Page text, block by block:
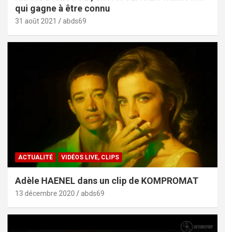
qui gagne à être connu
31 août 2021 abds69
ACTUALITÉ VIDÉOS LIVE, CLIPS
Adèle HAENEL dans un clip de KOMPROMAT
13 décembre 2020 abds69